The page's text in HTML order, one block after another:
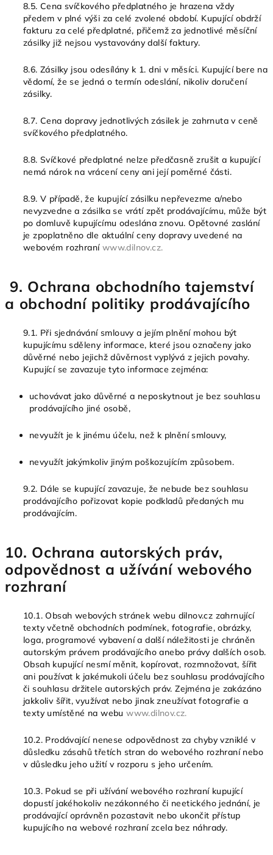
8.5. Cena svíčkového předplatného je hrazena vždy
předem v plné výši za celé zvolené období. Kupující obdrží
fakturu za celé předplatné, přičemž za jednotlivé měsíční
zásilky již nejsou vystavovány další faktury.
8.6. Zásilky jsou odesílány k 1. dni v měsíci. Kupující bere na
vědomí, že se jedná o termín odeslání, nikoliv doručení
zásilky.
8.7. Cena dopravy jednotlivých zásilek je zahrnuta v ceně
svíčkového předplatného.
8.8. Svíčkové předplatné nelze předčasně zrušit a kupující
nemá nárok na vrácení ceny ani její poměrné části.
8.9. V případě, že kupující zásilku nepřevezme a/nebo
nevyzvedne a zásilka se vrátí zpět prodávajícímu, může být
po domluvě kupujícímu odeslána znovu. Opětovné zaslání
je zpoplatněno dle aktuální ceny dopravy uvedené na
webovém rozhraní www.dilnov.cz.
9. Ochrana obchodního tajemství
a obchodní politiky prodávajícího
9.1. Při sjednávání smlouvy a jejím plnění mohou být
kupujícímu sděleny informace, které jsou označeny jako
důvěrné nebo jejichž důvěrnost vyplývá z jejich povahy.
Kupující se zavazuje tyto informace zejména:
uchovávat jako důvěrné a neposkytnout je bez souhlasu
prodávajícího jiné osobě,
nevyužít je k jinému účelu, než k plnění smlouvy,
nevyužít jakýmkoliv jiným poškozujícím způsobem.
9.2. Dále se kupující zavazuje, že nebude bez souhlasu
prodávajícího pořizovat kopie podkladů předaných mu
prodávajícím.
10. Ochrana autorských práv,
odpovědnost a užívání webového
rozhraní
10.1. Obsah webových stránek webu dilnov.cz zahrnující
texty včetně obchodních podmínek, fotografie, obrázky,
loga, programové vybavení a další náležitosti je chráněn
autorským právem prodávajícího anebo právy dalších osob.
Obsah kupující nesmí měnit, kopírovat, rozmnožovat, šířit
ani používat k jakémukoli účelu bez souhlasu prodávajícího
či souhlasu držitele autorských práv. Zejména je zakázáno
jakkoliv šířit, využívat nebo jinak zneužívat fotografie a
texty umístěné na webuwww.dilnov.cz.
10.2. Prodávající nenese odpovědnost za chyby vzniklé v
důsledku zásahů třetích stran do webového rozhraní nebo
v důsledku jeho užití v rozporu s jeho určením.
10.3. Pokud se při užívání webového rozhraní kupující
dopustí jakéhokoliv nezákonného či neetického jednání, je
prodávající oprávněn pozastavit nebo ukončit přístup
kupujícího na webové rozhraní zcela bez náhrady.